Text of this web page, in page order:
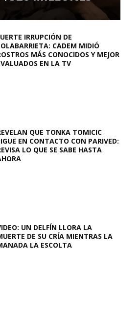
IRRUPCIÓN DE
CADEM MIDIÓ
MÁS CONOCIDOS Y MEJOR
EN LA TV
QUE TONKA TOMICIC
EN CONTACTO CON PARIVED:
LO QUE SE SABE HASTA
UN DELFÍN LLORA LA
DE SU CRÍA MIENTRAS LA
LA ESCOLTA